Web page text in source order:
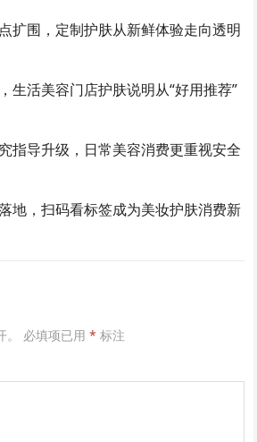
扩围，定制护肤从新鲜体验走向透明
生活美容门店护肤说明从“好用推荐”
指导升级，日常美容消费更重视安全
地，扫码看标签成为美妆护肤消费新
必填项已用* 标注